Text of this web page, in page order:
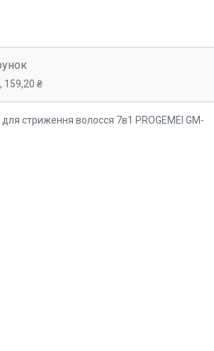
159,20 ₴
стриження волосся 7в1 PROGEMEI GM-